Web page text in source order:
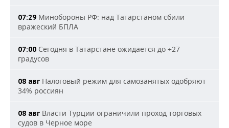
07:29 Минобороны РФ: над Татарстаном сбили
вражеский БПЛА
07:00 Сегодня в Татарстане ожидается до +27
градусов
08 авг Налоговый режим для самозанятых одобряют
34% россиян
08 авг Власти Турции ограничили проход торговых
судов в Черное море